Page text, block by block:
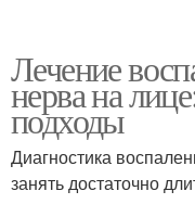
Лечение
нерва на
подходы
Диагностика
занять достаточно